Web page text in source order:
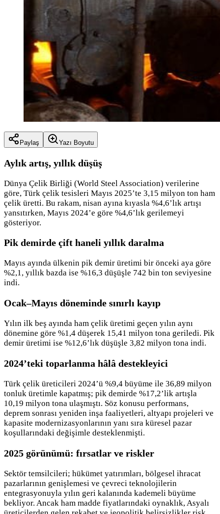
Paylaş Yazı Boyutu
Aylık artış, yıllık düşüş
Dünya Çelik Birliği (World Steel Association) verilerine
göre, Türk çelik tesisleri Mayıs 2025’te 3,15 milyon ton ham
çelik üretti. Bu rakam, nisan ayına kıyasla %4,6’lık artışı
yansıtırken, Mayıs 2024’e göre %4,6’lık gerilemeyi
gösteriyor.
Pik demirde çift haneli yıllık daralma
Mayıs ayında ülkenin pik demir üretimi bir önceki aya göre
%2,1, yıllık bazda ise %16,3 düşüşle 742 bin ton seviyesine
indi.
Ocak–Mayıs döneminde sınırlı kayıp
Yılın ilk beş ayında ham çelik üretimi geçen yılın aynı
dönemine göre %1,4 düşerek 15,41 milyon tona geriledi. Pik
demir üretimi ise %12,6’lık düşüşle 3,82 milyon tona indi.
2024’teki toparlanma hâlâ destekleyici
Türk çelik üreticileri 2024’ü %9,4 büyüme ile 36,89 milyon
tonluk üretimle kapatmış; pik demirde %17,2’lik artışla
10,19 milyon tona ulaşmıştı. Söz konusu performans,
deprem sonrası yeniden inşa faaliyetleri, altyapı projeleri ve
kapasite modernizasyonlarının yanı sıra küresel pazar
koşullarındaki değişimle desteklenmişti.
2025 görünümü: fırsatlar ve riskler
Sektör temsilcileri; hükümet yatırımları, bölgesel ihracat
pazarlarının genişlemesi ve çevreci teknolojilerin
entegrasyonuyla yılın geri kalanında kademeli büyüme
bekliyor. Ancak ham madde fiyatlarındaki oynaklık, Asyalı